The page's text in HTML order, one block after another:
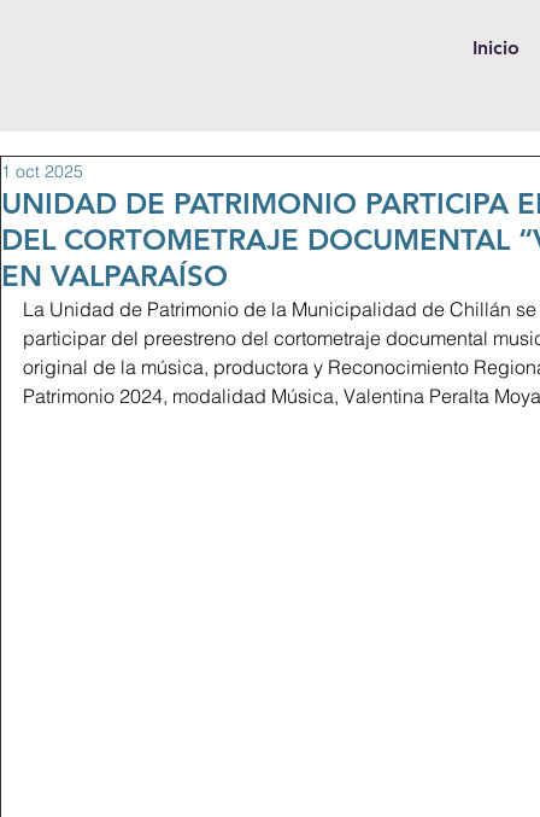
Inicio
UNIDAD DE PATRIMONIO PARTICIPA
DEL CORTOMETRAJE DOCUMENTAL
EN VALPARAÍSO
1 oct 2025
La Unidad de Patrimonio de la Municipalidad de Chillán
participar del preestreno del cortometraje documental
original de la música, productora y Reconocimiento
Patrimonio 2024, modalidad Música, Valentina Peralta